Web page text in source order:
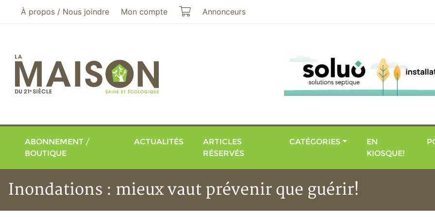
Aller au menu principal
Aller au contenu principal
À propos / Nous joindre Mon compte Mon panier
Annonceurs
ABONNEMENT /
BOUTIQUE
ACTUALITÉS
ARTICLES
RÉSERVÉS
CATÉGORIES
EN
KIOSQUE!
Inondations : mieux vaut prévenir que guérir!